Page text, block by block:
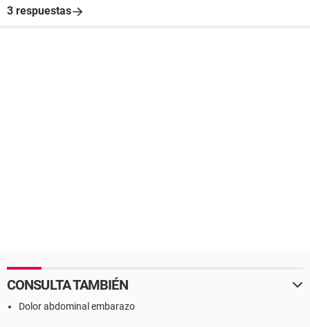
3 respuestas
CONSULTA TAMBIÉN
Dolor abdominal embarazo